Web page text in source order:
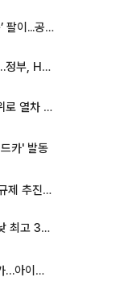
표기·검증 구멍
재건축·재개발 이주비 대출 숨통…정부, HF 보증 신설 추진
1호선 용산역 상행선, 전장연 시위로 열차 무정차 운행
카' 발동
[특징주] 美 중국산 광트랜시버 규제 추진에 대한광통신 등 광통신株 강세
폭염 한풀 꺾인 월요일…그래도 낮 최고 34도 [날씨]
애플, 中 CXMT 메모리 성능평가…아이폰·맥북 탑재 검토